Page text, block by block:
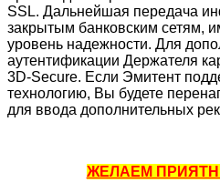
SSL. Дальнейшая передача
закрытым банковским
уровень надежности. Для
аутентификации Держателя
3D-Secure. Если Эмитент
технологию, Вы будете
для ввода дополнительных
ЖЕЛАЕМ